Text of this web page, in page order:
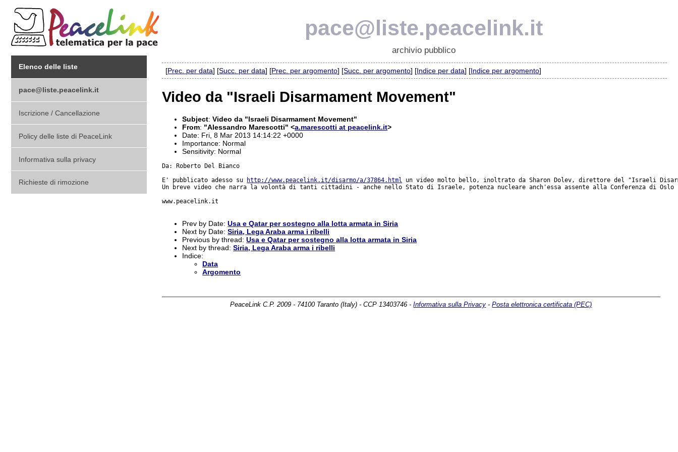
pace@liste.peacelink.it
archivio pubblico
Elenco delle liste
pace@liste.peacelink.it
Iscrizione / Cancellazione
Policy delle liste di PeaceLink
Informativa sulla privacy
Richieste di rimozione
[Prec. per data] [Succ. per data] [Prec. per argomento] [Succ. per argomento] [Indice per data] [Indice per argomento]
Video da "Israeli Disarmament Movement"
Subject:Video da "Israeli Disarmament Movement"
From: "Alessandro Marescotti" <a.marescotti at peacelink.it>
Date: Fri, 8 Mar 2013 14:14:22 +0000
Importance: Normal
Sensitivity: Normal
Da: Roberto Del Bianco
E' pubblicato adesso su
http://www.peacelink.it/disarmo/a/37864.html un video molto bello, inoltrato da Sharon Dolev, direttore del "Israeli
Un breve video che narra la volontà di tanti cittadini - anche nello Stato di Israele, potenza nucleare anch'essa assente alla Conferenza di
www.peacelink.it
Prev by Date:Usa e Qatar per sostegno alla lotta armata in Siria
Next by Date:Siria, Lega Araba arma i ribelli
Previous by thread:Usa e Qatar per sostegno alla lotta armata in Siria
Next by thread:Siria, Lega Araba arma i ribelli
Indice:
Data
Argomento
PeaceLink C.P. 2009 - 74100 Taranto (Italy) - CCP 13403746 -Informativa sulla Privacy -Posta elettronica certificata (PEC)